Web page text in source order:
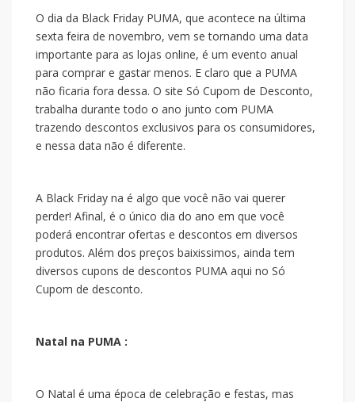
O dia da Black Friday PUMA, que acontece na última
sexta feira de novembro, vem se tornando uma data
importante para as lojas online, é um evento anual
para comprar e gastar menos. E claro que a PUMA
não ficaria fora dessa. O site Só Cupom de Desconto,
trabalha durante todo o ano junto com PUMA
trazendo descontos exclusivos para os consumidores,
e nessa data não é diferente.
A Black Friday na é algo que você não vai querer
perder! Afinal, é o único dia do ano em que você
poderá encontrar ofertas e descontos em diversos
produtos. Além dos preços baixissimos, ainda tem
diversos cupons de descontos PUMA aqui no Só
Cupom de desconto.
Natal na PUMA :
O Natal é uma época de celebração e festas, mas